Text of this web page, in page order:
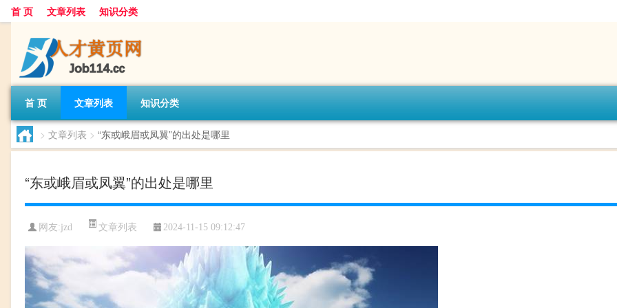
首 页 文章列表 知识分类
首 页 文章列表 知识分类
> 文章列表 > “东或峨眉或凤翼”的出处是哪里
“东或峨眉或凤翼”的出处是哪里
网友:jzd 文章列表 2024-11-15 09:12:47